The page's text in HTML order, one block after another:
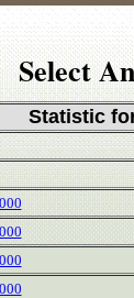
Select
Statistic